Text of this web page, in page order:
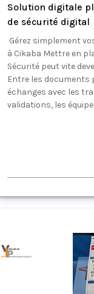
Solution digitale
de sécurité digital
Gérez simplement
à Cikaba Mettre en
Sécurité peut vite
Entre les documents
échanges avec les
validations, les